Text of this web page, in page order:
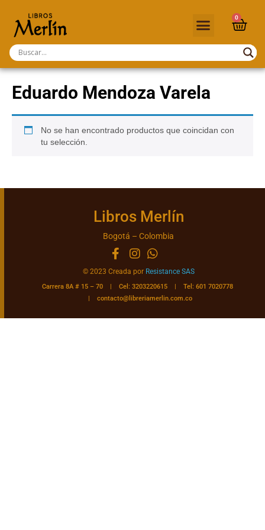
0
Eduardo Mendoza Varela
No se han encontrado productos que coincidan con
tu selección.
Libros Merlín
Bogotá – Colombia
© 2023 Creada por Resistance SAS
Carrera 8A # 15 – 70 | Cel: 3203220615 | Tel: 601 7020778
|contacto@libreriamerlin.com.co